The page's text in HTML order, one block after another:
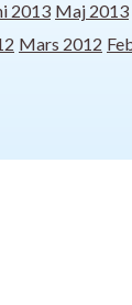
2013 Maj 2013
Mars 2012